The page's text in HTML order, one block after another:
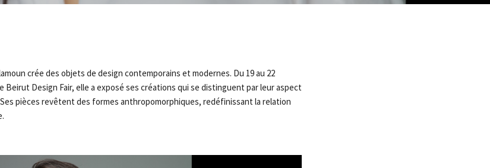
crée des objets de design contemporains et modernes. Du 19 au 22
Beirut Design Fair, elle a exposé ses créations qui se distinguent par leur aspect
pièces revêtent des formes anthropomorphiques, redéfinissant la relation